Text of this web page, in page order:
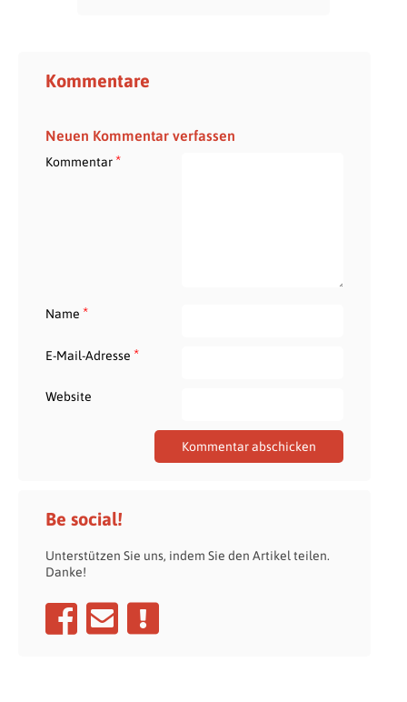
Kommentare
Neuen Kommentar verfassen
Kommentar*
Name *
E-Mail-Adresse *
Website
Be social!
Unterstützen Sie uns, indem Sie den Artikel teilen.
Danke!